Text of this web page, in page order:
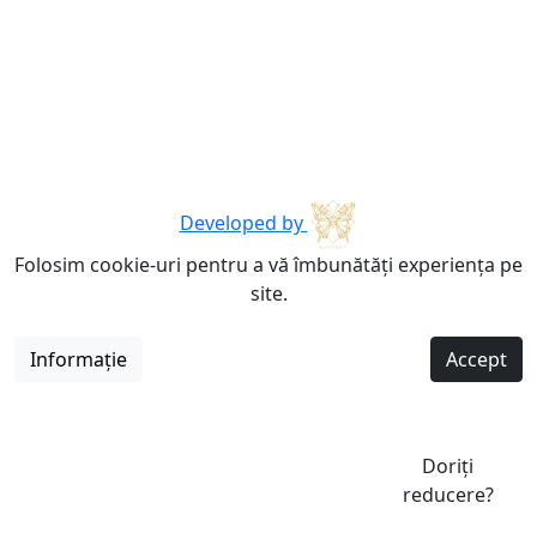
Developed by
Folosim cookie-uri pentru a vă îmbunătăți experiența pe
site.
Informație Accept
Doriți
reducere?